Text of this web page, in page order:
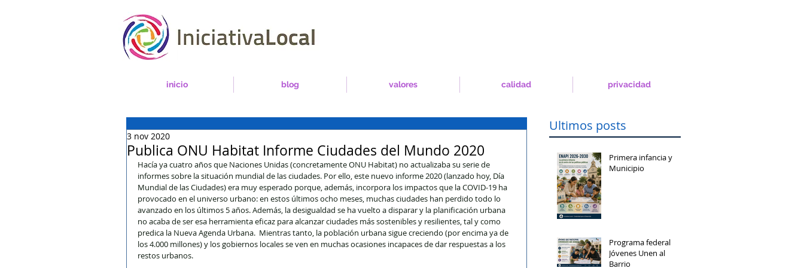
inicio blog valores calidad privacidad
Publica ONU Habitat Informe Ciudades del Mundo 2020
3 nov 2020
Hacía ya cuatro años que Naciones Unidas (concretamente ONU Habitat) no actualizaba su serie de
informes sobre la situación mundial de las ciudades. Por ello, este nuevo informe 2020 (lanzado hoy, Día
Mundial de las Ciudades) era muy esperado porque, además, incorpora los impactos que la COVID-19 ha
provocado en el universo urbano: en estos últimos ocho meses, muchas ciudades han perdido todo lo
avanzado en los últimos 5 años. Además, la desigualdad se ha vuelto a disparar y la planificación urbana
no acaba de ser esa herramienta eficaz para alcanzar ciudades más sostenibles y resilientes, tal y como
predica la Nueva Agenda Urbana.  Mientras tanto, la población urbana sigue creciendo (por encima ya de
los 4.000 millones) y los gobiernos locales se ven en muchas ocasiones incapaces de dar respuestas a los
restos urbanos.
Ultimos posts
Primera infancia y
Municipio
Programa federal
Jóvenes Unen al
Barrio